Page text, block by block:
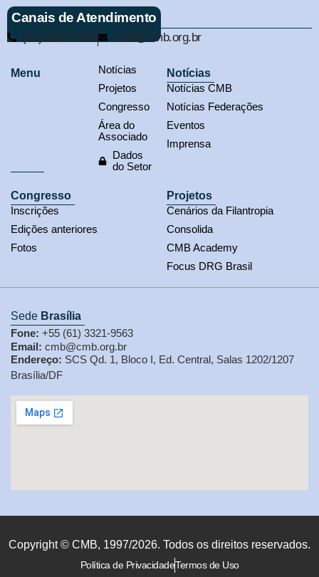
Canais de Atendimento
(61) 3321-9563 cmb@cmb.org.br
Menu
Notícias
Projetos
Congresso
Área do
Associado
Dados
do Setor
Notícias
Notícias CMB
Notícias Federações
Eventos
Imprensa
Congresso
Inscrições
Edições anteriores
Fotos
Projetos
Cenários da Filantropia
Consolida
CMB Academy
Focus DRG Brasil
Sede Brasília
Fone: +55 (61) 3321-9563
Email: cmb@cmb.org.br
Endereço: SCS Qd. 1, Bloco I, Ed. Central, Salas 1202/1207
Brasília/DF
Copyright © CMB, 1997/2026. Todos os direitos reservados.
Política de PrivacidadeTermos de Uso